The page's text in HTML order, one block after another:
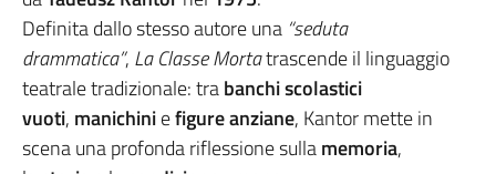
Definita dallo stesso autore una “seduta
drammatica”, La Classe Mortatrascende il linguaggio
teatrale tradizionale: trabanchi scolastici
vuoti, manichiniefigure anziane, Kantor mette in
scena una profonda riflessione sullamemoria,